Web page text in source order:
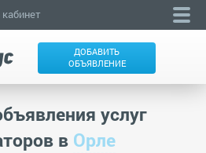
ДОБАВИТЬ
ОБЪЯВЛЕНИЕ
услуг
в Орле